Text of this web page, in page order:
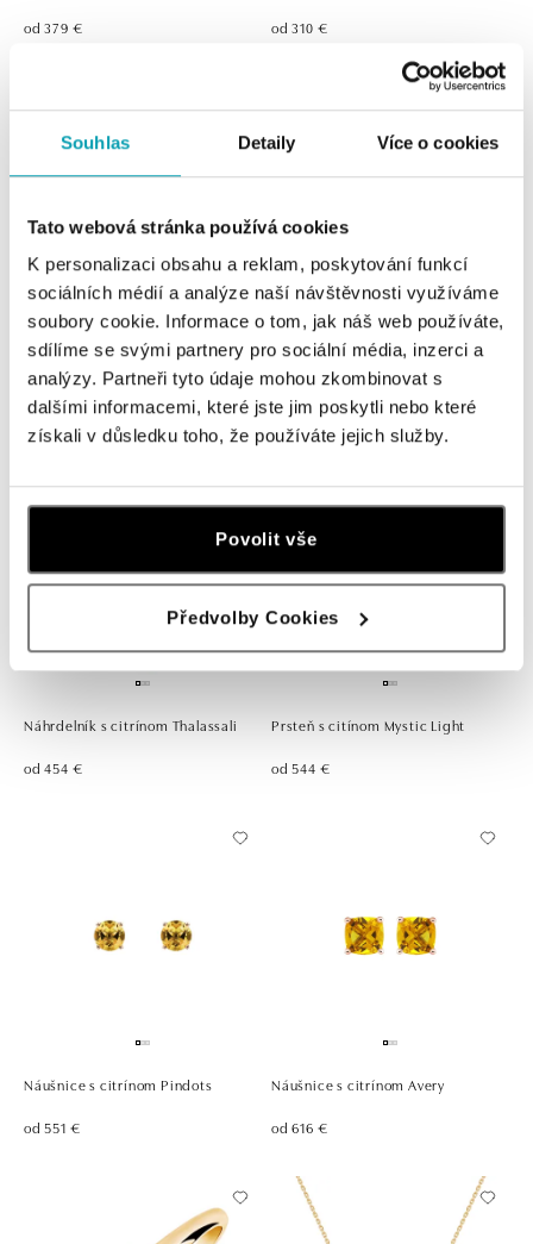
Souhlas Detaily Více o cookies
Tato webová stránka používá cookies
K personalizaci obsahu a reklam, poskytování funkcí
sociálních médií a analýze naší návštěvnosti využíváme
soubory cookie. Informace o tom, jak náš web používáte,
sdílíme se svými partnery pro sociální média, inzerci a
analýzy. Partneři tyto údaje mohou zkombinovat s
dalšími informacemi, které jste jim poskytli nebo které
získali v důsledku toho, že používáte jejich služby.
Povolit vše
Předvolby Cookies
od 379 € od 310 €
Náhrdelník s citrínom madeira
od 506 €
Náramok s citrínom Magic Wish
od 732 €
Náhrdelník s citrínom Thalassali
od 454 €
Prsteň s citínom Mystic Light
od 544 €
Náušnice s citrínom Pindots
od 551 €
Náušnice s citrínom Avery
od 616 €